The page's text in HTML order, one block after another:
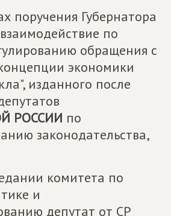
поручения Губернатора
по
обращения с
экономики
изданного после
РОССИИ по
законодательства,
комитета по
и
депутат от СР